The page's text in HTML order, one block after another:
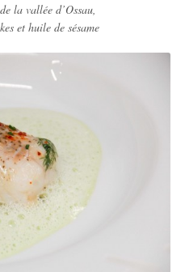
la vallée d’Ossau,
et huile de sésame